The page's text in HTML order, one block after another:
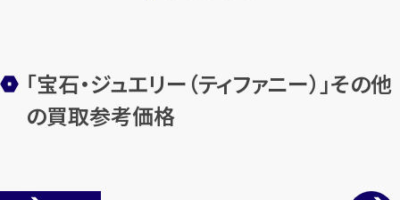
「宝石・ジュエリー（ティファニー）」その他
の買取参考価格